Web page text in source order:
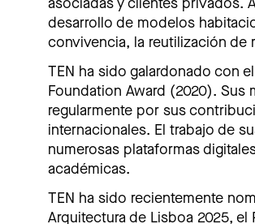
asociadas y clientes privados.
desarrollo de modelos
convivencia, la reutilización de
TEN ha sido galardonado con
Foundation Award (2020). Sus
regularmente por sus
internacionales. El trabajo de
numerosas plataformas
académicas.
TEN ha sido recientemente
Arquitectura de Lisboa 2025, el